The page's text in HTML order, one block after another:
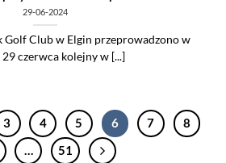
29-06-2024
Golf Club w Elgin przeprowadzono w
czerwca kolejny w [...]
3 4 5 6 7
8
… 51